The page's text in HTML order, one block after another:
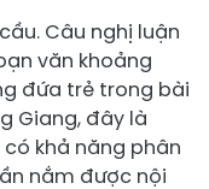
Câu nghị luận
văn khoảng
đứa trẻ trong bài
Giang, đây là
khả năng phân
nắm được nội